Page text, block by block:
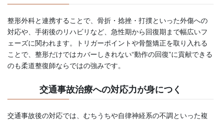
整形外科と連携することで、骨折・捻挫・打撲といった外傷への
対応や、手術後のリハビリなど、急性期から回復期まで幅広いフ
ェーズに関われます。トリガーポイントや骨盤矯正を取り入れる
ことで、整形だけではカバーしきれない“動作の回復”に貢献できる
のも柔道整復師ならではの強みです。
交通事故治療への対応力が身につく
交通事故後の対応では、むちうちや自律神経系の不調といった複